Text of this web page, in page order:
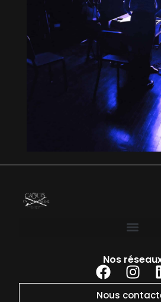
Nos
Nous